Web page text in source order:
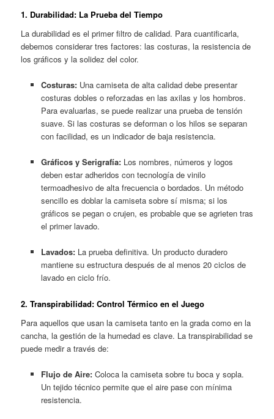
1. Durabilidad: La Prueba del Tiempo
La durabilidad es el primer filtro de calidad. Para cuantificarla,
debemos considerar tres factores: las costuras, la resistencia de
los gráficos y la solidez del color.
Costuras:Una camiseta de alta calidad debe presentar
costuras dobles o reforzadas en las axilas y los hombros.
Para evaluarlas, se puede realizar una prueba de tensión
suave. Si las costuras se deforman o los hilos se separan
con facilidad, es un indicador de baja resistencia.
Gráficos y Serigrafía:Los nombres, números y logos
deben estar adheridos con tecnología de vinilo
termoadhesivo de alta frecuencia o bordados. Un método
sencillo es doblar la camiseta sobre sí misma; si los
gráficos se pegan o crujen, es probable que se agrieten tras
el primer lavado.
Lavados:La prueba definitiva. Un producto duradero
mantiene su estructura después de al menos 20 ciclos de
lavado en ciclo frío.
2. Transpirabilidad: Control Térmico en el Juego
Para aquellos que usan la camiseta tanto en la grada como en la
cancha, la gestión de la humedad es clave. La transpirabilidad se
puede medir a través de:
Flujo de Aire:Coloca la camiseta sobre tu boca y sopla.
Un tejido técnico permite que el aire pase con mínima
resistencia.